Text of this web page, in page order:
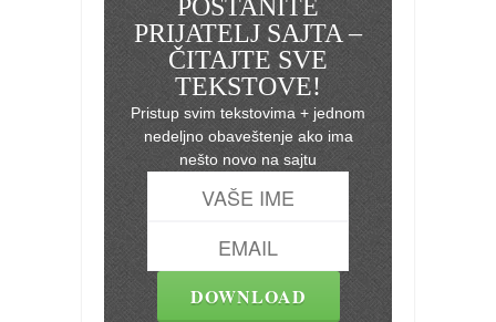
POSTANITE
PRIJATELJ SAJTA –
ČITAJTE SVE
TEKSTOVE!
Pristup svim tekstovima + jednom
nedeljno obaveštenje ako ima
nešto novo na sajtu